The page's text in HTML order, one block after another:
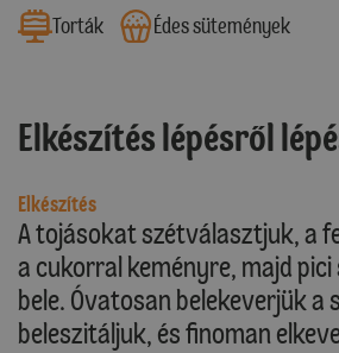
Torták
Édes sütemények
Elkészítés lépésről
Elkészítés
A tojásokat szétválasztjuk, a
a cukorral keményre, majd
bele. Óvatosan belekeverjük
beleszitáljuk, és finoman